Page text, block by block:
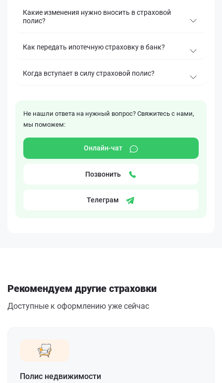
Какие изменения нужно вносить в страховой
полис?
Как передать ипотечную страховку в банк?
Когда вступает в силу страховой полис?
Не нашли ответа на нужный вопрос? Свяжитесь с нами,
мы поможем:
Онлайн-чат
Позвонить
Телеграм
Рекомендуем другие страховки
Доступные к оформлению уже сейчас
Полис недвижимости